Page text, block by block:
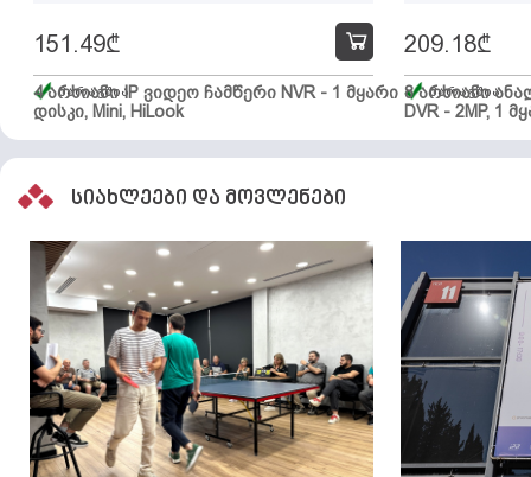
4 არხიანი IP ვიდეო ჩამწერი NVR - 1 მყარი
დისკი, Mini, HiLook
151.49₾
მარაგშია
8 არხიანი
DVR - 2MP, 1
209.18₾
მარაგშია
სიახლეები და მოვლენები